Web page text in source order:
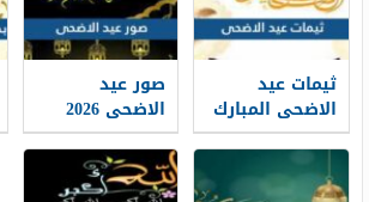
ثيمات عيد
الاضحى المبارك
1448 / 2026
صور عيد
الاضحى 2026
خلفيات تهنئة
عيد الاضحى
جديدة 1448